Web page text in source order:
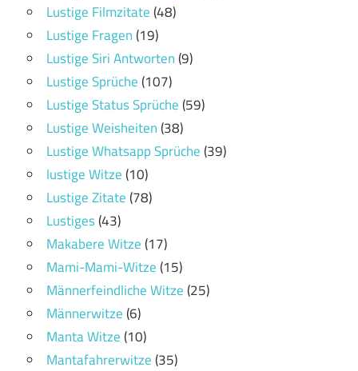
Lustige Filmzitate(48)
Lustige Fragen(19)
Lustige Siri Antworten(9)
Lustige Sprüche(107)
Lustige Status Sprüche(59)
Lustige Weisheiten(38)
Lustige Whatsapp Sprüche(39)
lustige Witze(10)
Lustige Zitate(78)
Lustiges(43)
Makabere Witze(17)
Mami-Mami-Witze(15)
Männerfeindliche Witze(25)
Männerwitze(6)
Manta Witze(10)
Mantafahrerwitze(35)